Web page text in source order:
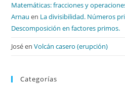
Matemáticas: fracciones y
Arnau en La divisibilidad. Números
Descomposición en factores primos.
JoséenVolcán casero (erupción)
Categorías